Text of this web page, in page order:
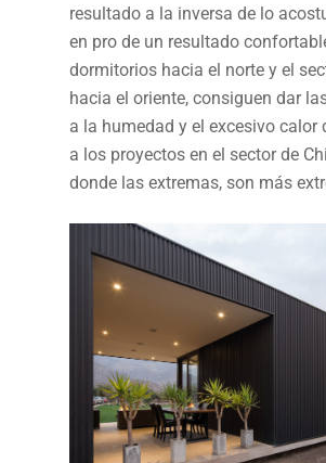
resultado a la inversa de lo
en pro de un resultado
dormitorios hacia el norte y el
hacia el oriente, consiguen dar
a la humedad y el excesivo calor
a los proyectos en el sector de
donde las extremas, son más